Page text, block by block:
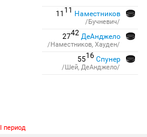
11 11 Наместников
/Бучневич/
2742 ДеАнджело
/Наместников, Хауден/
5516 Спунер
/Шей, ДеАнджело/
I период